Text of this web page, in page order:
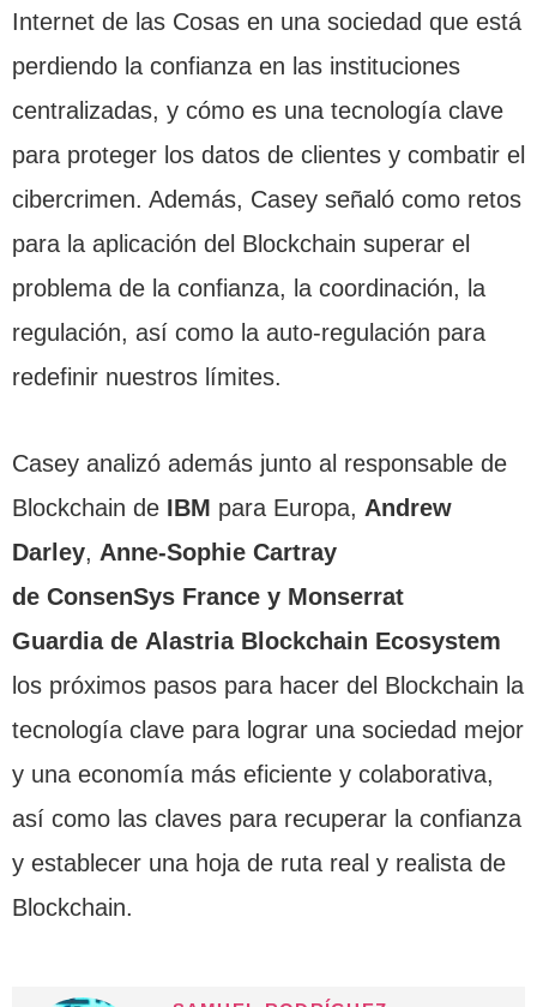
Internet de las Cosas en una sociedad que está
perdiendo la confianza en las instituciones
centralizadas, y cómo es una tecnología clave
para proteger los datos de clientes y combatir el
cibercrimen. Además, Casey señaló como retos
para la aplicación del Blockchain superar el
problema de la confianza, la coordinación, la
regulación, así como la auto-regulación para
redefinir nuestros límites.
Casey analizó además junto al responsable de
Blockchain de IBM para Europa, Andrew
Darley, Anne-Sophie Cartray
de ConsenSys France y Monserrat
Guardia de Alastria Blockchain Ecosystem
los próximos pasos para hacer del Blockchain la
tecnología clave para lograr una sociedad mejor
y una economía más eficiente y colaborativa,
así como las claves para recuperar la confianza
y establecer una hoja de ruta real y realista de
Blockchain.